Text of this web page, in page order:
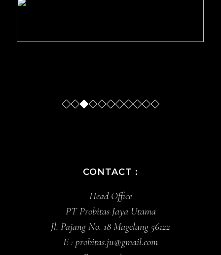
Slide Slide
CONTACT :
Head Office
PT Probitas Jaya Utama
Jl. Pajang No. 18 Magelang 56122
E : probitas.ju@gmail.com